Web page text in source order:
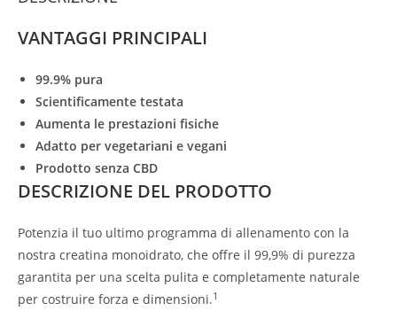
VANTAGGI PRINCIPALI
99.9% pura
Scientificamente testata
Aumenta le prestazioni fisiche
Adatto per vegetariani e vegani
Prodotto senza CBD
DESCRIZIONE DEL PRODOTTO
Potenzia il tuo ultimo programma di allenamento con la
nostra creatina monoidrato, che offre il 99,9% di purezza
garantita per una scelta pulita e completamente naturale
per costruire forza e dimensioni.1